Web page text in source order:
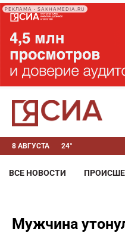
РЕКЛАМА • SAKHAMEDIA.RU
8 АВГУСТА 24°
ВСЕ НОВОСТИ
Мужчина